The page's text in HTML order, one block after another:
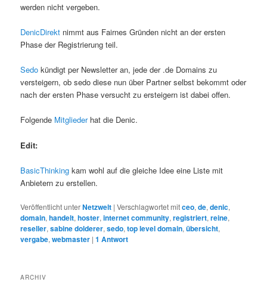
werden nicht vergeben.
DenicDirekt nimmt aus Fairnes Gründen nicht an der ersten
Phase der Registrierung teil.
Sedo kündigt per Newsletter an, jede der .de Domains zu
versteigern, ob sedo diese nun über Partner selbst bekommt oder
nach der ersten Phase versucht zu ersteigern ist dabei offen.
Folgende Mitgliederhat die Denic.
Edit:
BasicThinking kam wohl auf die gleiche Idee eine Liste mit
Anbietern zu erstellen.
Veröffentlicht unterNetzwelt |Verschlagwortet mitceo,de,denic,
domain,handelt,hoster,internet community,registriert,reine,
reseller,sabine dolderer,sedo,top level domain,übersicht,
vergabe,webmaster |1 Antwort
ARCHIV